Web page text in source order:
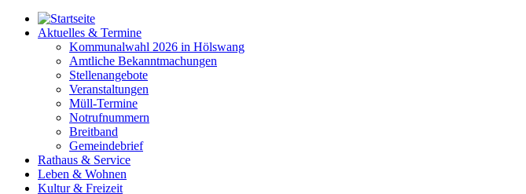
Aktuelles & Termine
Kommunalwahl 2026 in Hölswang
Amtliche Bekanntmachungen
Stellenangebote
Veranstaltungen
Müll-Termine
Notrufnummern
Breitband
Gemeindebrief
Rathaus & Service
Leben & Wohnen
Kultur & Freizeit